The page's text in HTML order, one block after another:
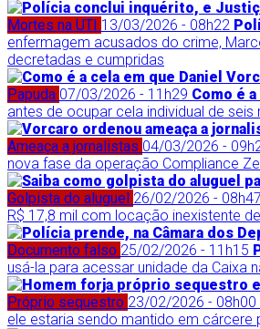
Mortes na UTI 13/03/2026 - 08h22
enfermagem acusados do crime,
decretadas e cumpridas
Papuda 07/03/2026 - 11h29 Como é
antes de ocupar cela individual de
Ameaça a jornalistas 04/03/2026 -
nova fase da operação Compliance
Golpista do aluguel 26/02/2026 - 08h47
R$ 17,8 mil com locação inexistente
Documento falso 25/02/2026 - 11h15
usá-la para acessar unidade da Caixa
Próprio sequestro 23/02/2026 - 08h00
ele estaria sendo mantido em